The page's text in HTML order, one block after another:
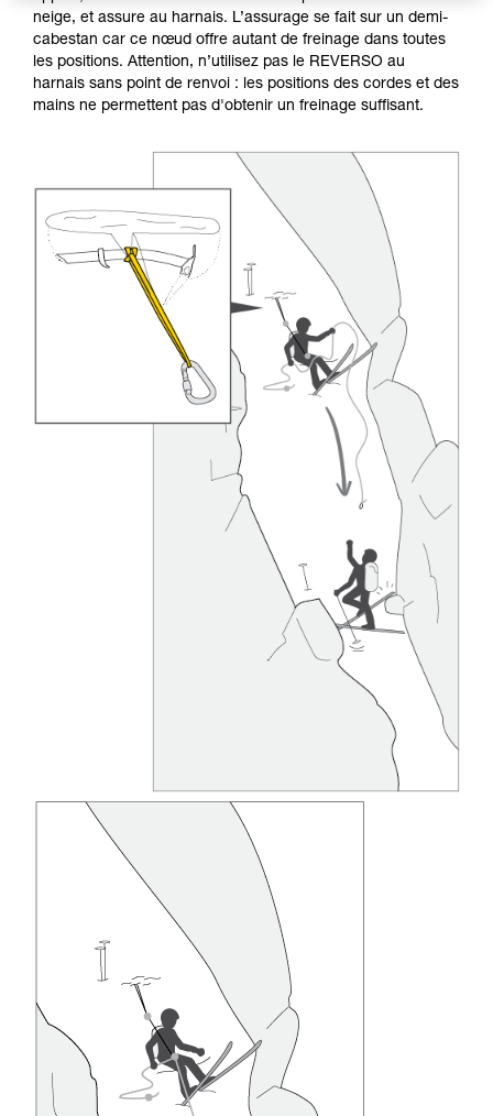
neige, et assure au harnais. L’assurage se fait sur un demi-
cabestan car ce nœud offre autant de freinage dans toutes
les positions. Attention, n’utilisez pas le REVERSO au
harnais sans point de renvoi : les positions des cordes et des
mains ne permettent pas d'obtenir un freinage suffisant.